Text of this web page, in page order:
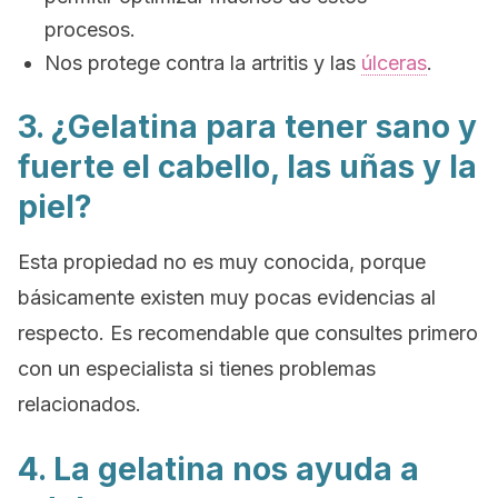
procesos.
Nos protege contra la artritis y las úlceras.
3. ¿Gelatina para tener sano y
fuerte el cabello, las uñas y la
piel?
Esta propiedad no es muy conocida, porque
básicamente existen muy pocas evidencias al
respecto. Es recomendable que consultes primero
con un especialista si tienes problemas
relacionados.
4. La gelatina nos ayuda a